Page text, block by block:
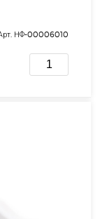
НФ-00006010